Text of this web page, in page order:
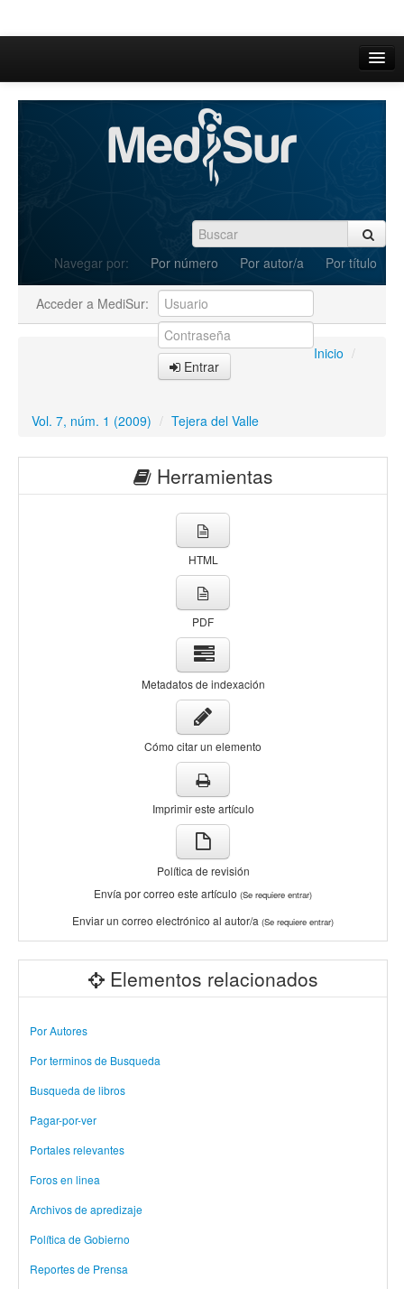
Inicio
Actual
Archivos
Navegar por: Por número Por autor/a Por título
Acceder a MediSur:
Entrar
Inicio /
Vol. 7, núm. 1 (2009) / Tejera del Valle
Herramientas
HTML
PDF
Metadatos de indexación
Cómo citar un elemento
Imprimir este artículo
Política de revisión
Envía por correo este artículo (Se requiere entrar)
Enviar un correo electrónico al autor/a (Se requiere entrar)
Elementos relacionados
Por Autores
Por terminos de Busqueda
Busqueda de libros
Pagar-por-ver
Portales relevantes
Foros en linea
Archivos de apredizaje
Política de Gobierno
Reportes de Prensa